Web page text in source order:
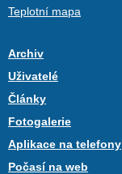
Teplotní mapa
Archiv
Uživatelé
Články
Fotogalerie
Aplikace na telefony
Počasí na web